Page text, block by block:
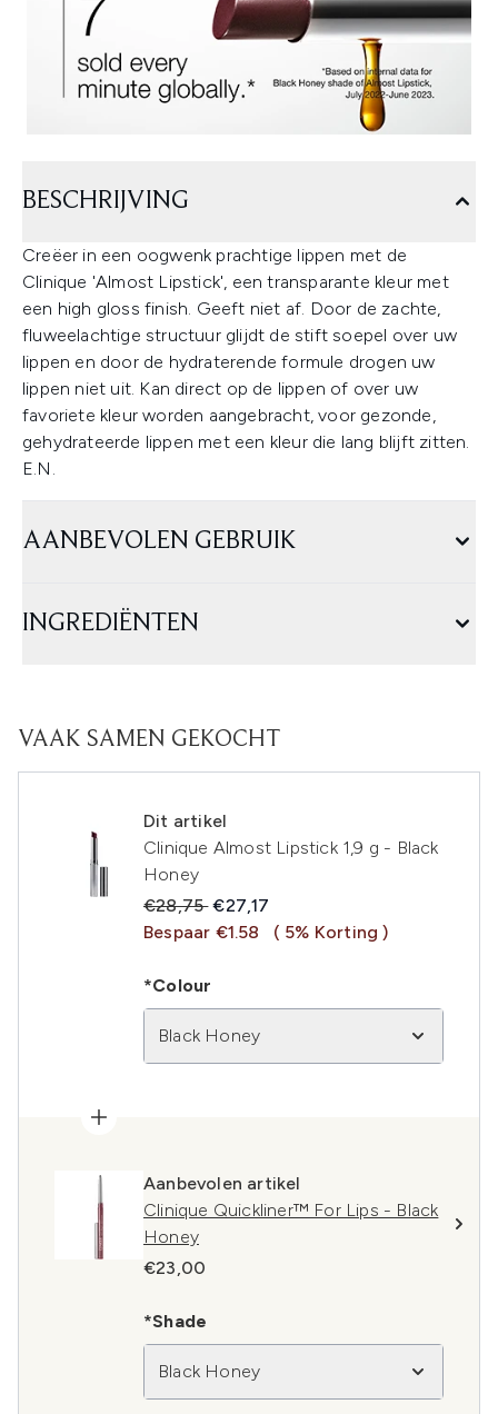
BESCHRIJVING
Creëer in een oogwenk prachtige lippen met de
Clinique 'Almost Lipstick', een transparante kleur met
een high gloss finish. Geeft niet af. Door de zachte,
fluweelachtige structuur glijdt de stift soepel over uw
lippen en door de hydraterende formule drogen uw
lippen niet uit. Kan direct op de lippen of over uw
favoriete kleur worden aangebracht, voor gezonde,
gehydrateerde lippen met een kleur die lang blijft zitten.
E.N.
AANBEVOLEN GEBRUIK
INGREDIËNTEN
VAAK SAMEN GEKOCHT
Dit artikel
Clinique Almost Lipstick 1,9 g - Black
Honey
Recommended Retail Price:
€28,75Huidige prijs:
€27,17
Bespaar €1.58
( 5% Korting )
*Colour
Black Honey
Aanbevolen artikel
Clinique Quickliner™ For Lips - Black
Honey
€23,00
*Shade
Black Honey